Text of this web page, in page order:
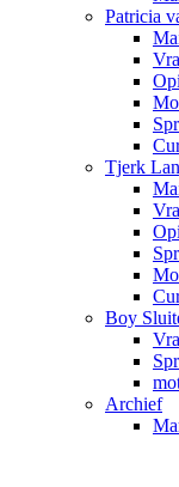
Patricia
Tjerk
Boy
Archief